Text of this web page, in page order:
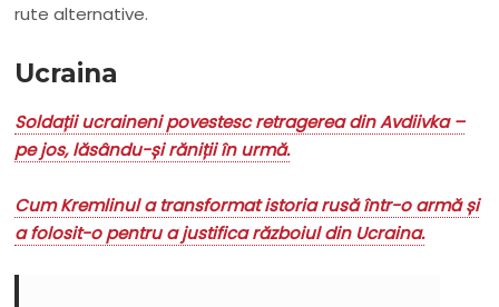
rute alternative.
Ucraina
Soldații ucraineni povestesc retragerea din Avdiivka –
pe jos, lăsându-și răniții în urmă.
Cum Kremlinul a transformat istoria rusă într-o armă și
a folosit-o pentru a justifica războiul din Ucraina.